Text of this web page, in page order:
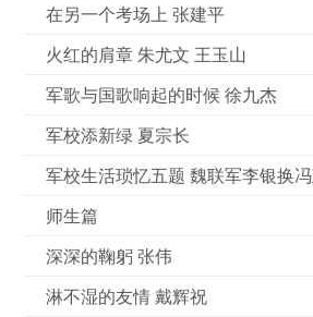
在另一个考场上 张建平
火红的肩章 朱尤文 王玉山
军歌与国歌响起的时候 徐九杰
军校添新绿 夏宗长
军校生活琐忆五题 魏联军李银换
师生篇
深深的鞠躬 张伟
淋不湿的友情 戴辉祝